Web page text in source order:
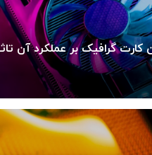
گرافیک بر عملکرد آن تاثیر